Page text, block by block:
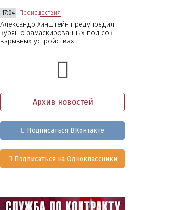
17:04 Происшествия
Александр Хинштейн предупредил
курян о замаскированных под сок
взрывных устройствах
Архив новостей
Подписаться ВКонтакте
Подписаться на Одноклассники